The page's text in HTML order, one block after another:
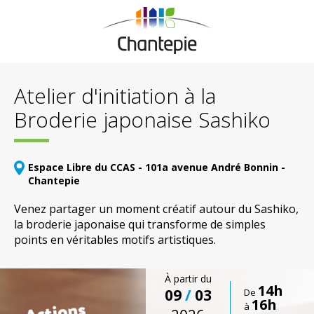
Atelier d'initiation à la
Broderie japonaise Sashiko
Espace Libre du CCAS - 101a avenue André Bonnin -
Chantepie
Venez partager un moment créatif autour du Sashiko,
la broderie japonaise qui transforme de simples
points en véritables motifs artistiques.
À partir du
09/ 03
De 14h
à 16h